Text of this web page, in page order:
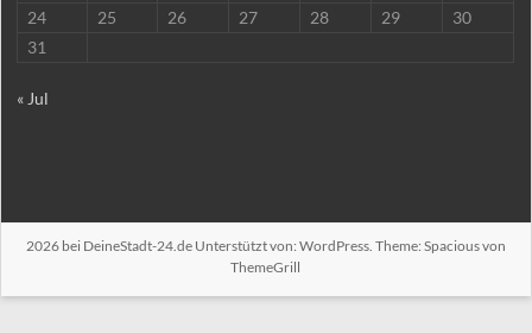
24
25 26 27 28 29
30
31
« Jul
2026 bei DeineStadt-24.deUnterstützt von: WordPress. Theme: Spacious von
ThemeGrill